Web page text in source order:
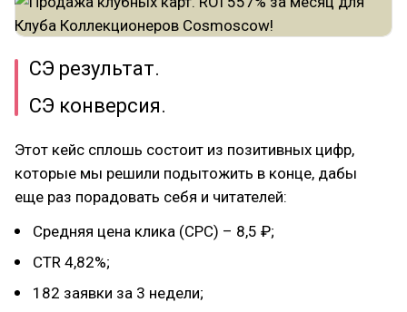
СЭ результат.
СЭ конверсия.
Этот кейс сплошь состоит из позитивных цифр,
которые мы решили подытожить в конце, дабы
еще раз порадовать себя и читателей:
Средняя цена клика (CPC) – 8,5 ₽;
CTR 4,82%;
182 заявки за 3 недели;